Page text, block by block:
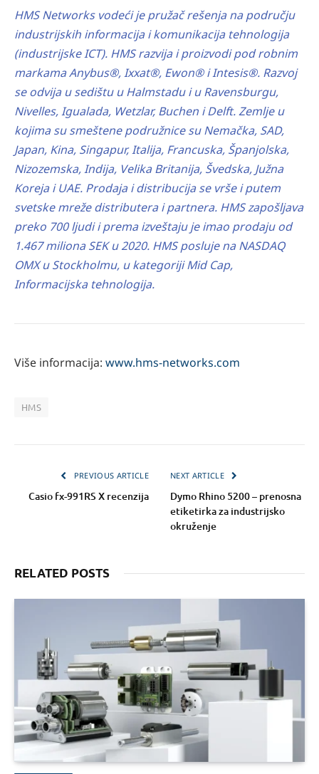
HMS Networks vodeći je pružač rešenja na području
industrijskih informacija i komunikacija tehnologija
(industrijske ICT). HMS razvija i proizvodi pod robnim
markama Anybus®, Ixxat®, Ewon®i Intesis®. Razvoj
se odvija u sedištu u Halmstadu i u Ravensburgu,
Nivelles,Igualada, Wetzlar, Buchen i Delft. Zemlje u
kojima su smeštene podružnice su Nemačka, SAD,
Japan, Kina, Singapur, Italija, Francuska, Španjolska,
Nizozemska, Indija, Velika Britanija, Švedska, Južna
Koreja i UAE. Prodaja i distribucija se vrše i putem
svetske mreže distributera i partnera. HMS zapošljava
preko 700 ljudi i prema izveštaju je imao prodaju od
1.467 miliona SEK u 2020. HMS posluje na NASDAQ
OMX u Stockholmu, u kategoriji Mid Cap,
Informacijska tehnologija.
Više informacija: www.hms-networks.com
HMS
PREVIOUS ARTICLE
Casio fx-991RS X recenzija
NEXT ARTICLE
Dymo Rhino 5200 – prenosna
etiketirka za industrijsko
okruženje
RELATED POSTS